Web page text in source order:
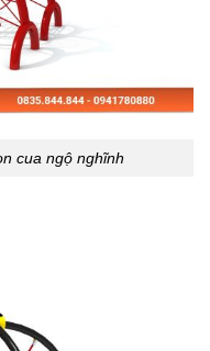
cua ngộ nghĩnh